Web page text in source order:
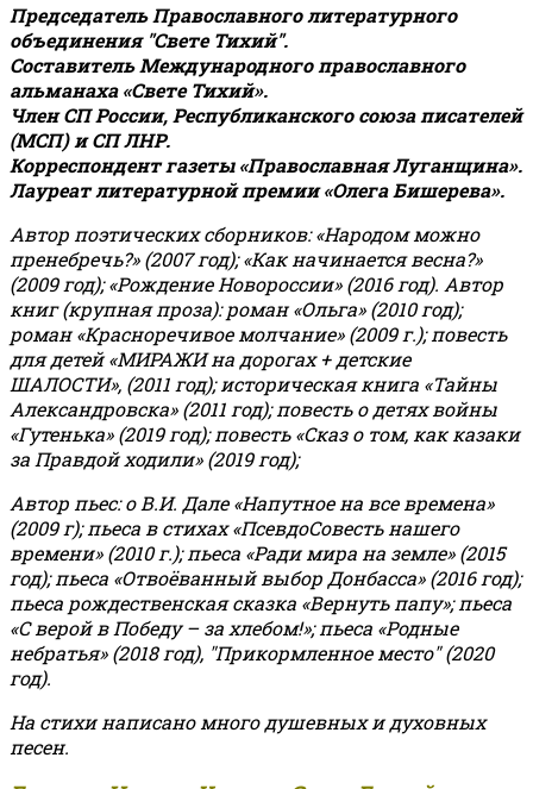
Председатель Православного литературного
объединения "Свете Тихий".
Составитель Международного православного
альманаха «Свете Тихий».
Член СП России, Республиканского союза писателей
(МСП) и СП ЛНР.
Корреспондент газеты «Православная Луганщина».
Лауреат литературной премии «Олега Бишерева».
Автор поэтических сборников: «Народом можно
пренебречь?» (2007 год); «Как начинается весна?»
(2009 год); «Рождение Новороссии» (2016 год). Автор
книг (крупная проза): роман «Ольга» (2010 год);
роман «Красноречивое молчание» (2009 г.); повесть
для детей «МИРАЖИ на дорогах + детские
ШАЛОСТИ», (2011 год); историческая книга «Тайны
Александровска» (2011 год); повесть о детях войны
«Гутенька» (2019 год); повесть «Сказ о том, как казаки
за Правдой ходили» (2019 год);
Автор пьес: о В.И. Дале «Напутное на все времена»
(2009 г); пьеса в стихах «ПсевдоСовесть нашего
времени» (2010 г.); пьеса «Ради мира на земле» (2015
год); пьеса «Отвоёванный выбор Донбасса» (2016 год);
пьеса рождественская сказка «Вернуть папу»; пьеса
«С верой в Победу – за хлебом!»;пьеса «Родные
небратья» (2018 год), "Прикормленное место" (2020
год).
На стихи написано много душевных и духовных
песен.